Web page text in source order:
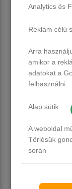
Venalisa UV/LED
5 db
1.490
Analytics és
Reklám célú
Arra
amikor a
adatokat a
felhasználni.
Alap sütik
A weboldal
Törlésük
során